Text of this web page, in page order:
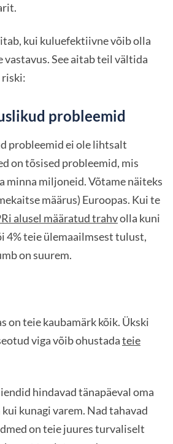
kui kuluefektiivne võib olla
See aitab teil vältida
riski:
probleemid
probleemid ei ole lihtsalt
on tõsised probleemid, mis
minna miljoneid. Võtame näiteks
määrus) Euroopas. Kui te
alusel määratud trahvolla kuni
4% teie ülemaailmsest tulust,
on suurem.
on teie kaubamärk kõik. Ükski
viga võib ohustadateie
hindavad tänapäeval oma
kunagi varem. Nad tahavad
on teie juures turvaliselt